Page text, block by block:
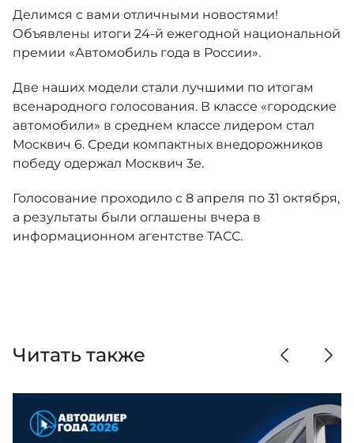
Яркий динамичный седан
от 2 237 000 ₽*
управлением (РУ)
Кроссовер, создающий равные
возможности
Москвич 8
Кредитные программы
Спецпредложения
Калькулятор трейд-ин
Страховые программы
Моторное масло
АКСЕССУАРЫ
СОТРУДНИКИ
КОНТАКТЫ
Делимся с вами отличными новостями!
Объявлены итоги 24-й ежегодной национальной
премии «Автомобиль года в России».
Две наших модели стали лучшими по итогам
всенародного голосования. В классе «городские
автомобили» в среднем классе лидером стал
Москвич 6. Среди компактных внедорожников
победу одержал Москвич 3е.
Голосование проходило с 8 апреля по 31 октября,
а результаты были оглашены вчера в
информационном агентстве ТАСС.
Читать также